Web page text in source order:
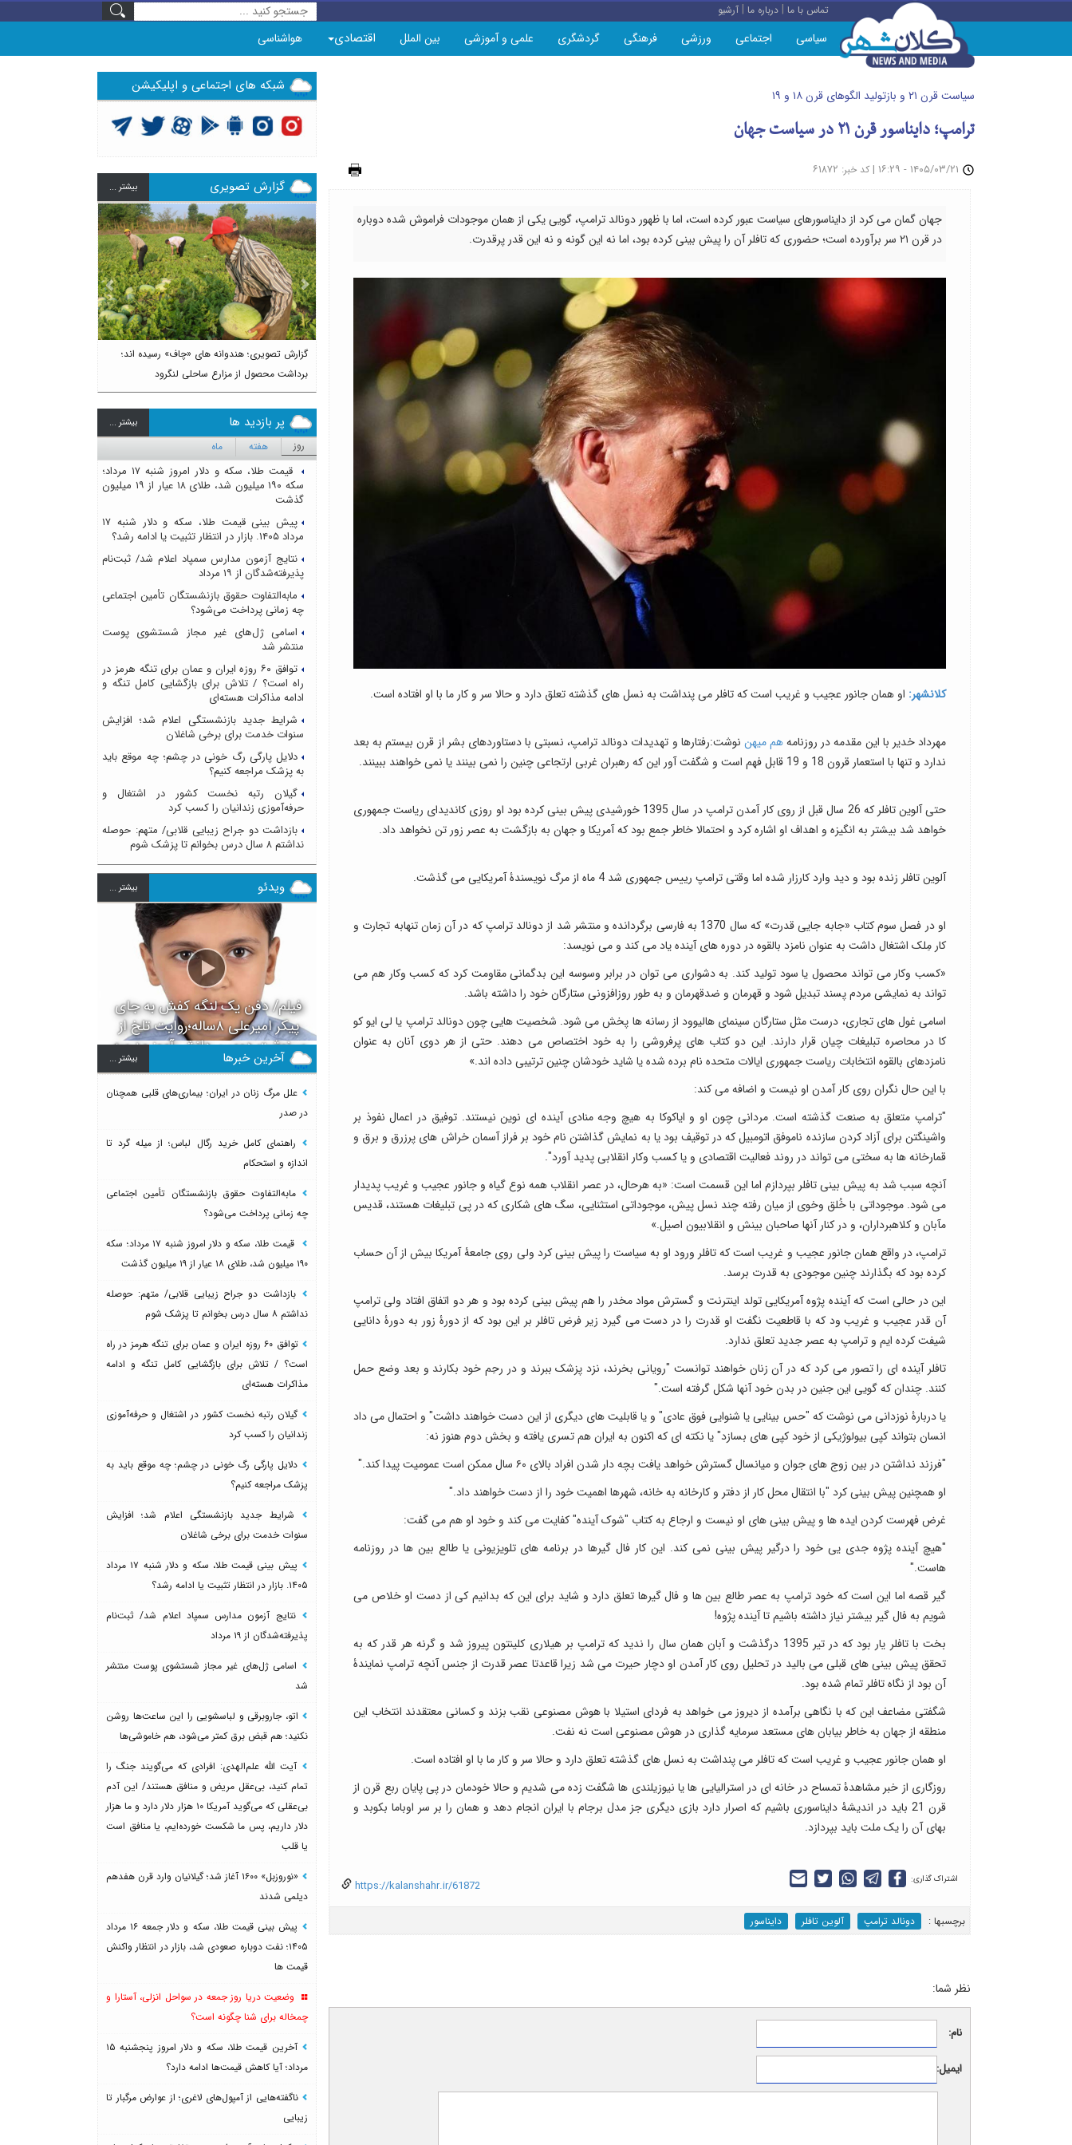
تماس با ما |درباره ما |آرشیو
سیاسی اجتماعی ورزشی فرهنگی گردشگری علمی و آموزشی بین الملل اقتصادی هواشناسی
سیاست قرن ۲۱ و بازتولید الگوهای قرن ۱۸ و ۱۹
ترامپ؛ دایناسور قرن ۲۱ در سیاست جهان
| کد خبر: ۶۱۸۷۲
جهان گمان می کرد از دایناسورهای سیاست عبور کرده است، اما با ظهور دونالد ترامپ، گویی یکی از همان موجودات فراموش شده دوباره
در قرن ۲۱ سر برآورده است؛ حضوری که تافلر آن را پیش بینی کرده بود، اما نه این گونه و نه این قدر پرقدرت.
کلانشهر: او همان جانور عجیب و غریب است که تافلر می پنداشت به نسل های گذشته تعلق دارد و حالا سر و کار ما با او افتاده است.
مهرداد خدیر با این مقدمه در روزنامههم میهن نوشت:رفتارها و تهدیدات دونالد ترامپ، نسبتی با دستاوردهای بشر از قرن بیستم به بعد
ندارد و تنها با استعمار قرون 18 و 19 قابل فهم است و شگفت آور این که رهبران غربی ارتجاعی چنین را نمی بینند یا نمی خواهند ببینند.
حتی آلوین تافلر که 26 سال قبل از روی کار آمدن ترامپ در سال 1395 خورشیدی پیش بینی کرده بود او روزی کاندیدای ریاست جمهوری
خواهد شد بیشتر به انگیزه و اهداف او اشاره کرد و احتمالا خاطر جمع بود که آمریکا و جهان به بازگشت به عصر زور تن نخواهد داد.
آلوین تافلر زنده بود و دید وارد کارزار شده اما وقتی ترامپ رییس جمهوری شد 4 ماه از مرگ نویسندۀ آمریکایی می گذشت.
او در فصل سوم کتاب «جابه جایی قدرت» که سال 1370 به فارسی برگردانده و منتشر شد از دونالد ترامپ که در آن زمان تنهابه تجارت و
کار مِلک اشتغال داشت به عنوان نامزد بالقوه در دوره های آینده یاد می کند و می نویسد:
«کسب وکار می تواند محصول یا سود تولید کند. به دشواری می توان در برابر وسوسه این بدگمانی مقاومت کرد که کسب وکار هم می
تواند به نمایشی مردم پسند تبدیل شود و قهرمان و ضدقهرمان و به طور روزافزونی ستارگان خود را داشته باشد.
اسامی غول های تجاری، درست مثل ستارگان سینمای هالیوود از رسانه ها پخش می شود. شخصیت هایی چون دونالد ترامپ یا لی ایو کو
کا در محاصره تبلیغات چیان قرار دارند. این دو کتاب های پرفروشی را به خود اختصاص می دهند. حتی از هر دوی آنان به عنوان
نامزدهای بالقوه انتخابات ریاست جمهوری ایالات متحده نام برده شده یا شاید خودشان چنین ترتیبی داده اند.»
با این حال نگران روی کار آمدن او نیست و اضافه می کند:
"ترامپ متعلق به صنعت گذشته است. مردانی چون او و ایاکوکا به هیچ وجه منادی آینده ای نوین نیستند. توفیق در اعمال نفوذ بر
واشینگتن برای آزاد کردن سازنده ناموفق اتومبیل که در توقیف بود یا به نمایش گذاشتن نام خود بر فراز آسمان خراش های پرزرق و برق و
قمارخانه ها به سختی می تواند در روند فعالیت اقتصادی و یا کسب وکار انقلابی پدید آورد".
آنچه سبب شد به پیش بینی تافلر بپردازم اما این قسمت است: «به هرحال، در عصر انقلاب همه نوع گیاه و جانور عجیب و غریب پدیدار
می شود. موجوداتی با خُلق وخوی از میان رفته چند نسل پیش، موجوداتی استثنایی، سگ های شکاری که در پی تبلیغات هستند، قدیس
مآبان و کلاهبرداران، و در کنار آنها صاحبان بینش و انقلابیون اصیل.»
ترامپ، در واقع همان جانور عجیب و غریب است که تافلر ورود او به سیاست را پیش بینی کرد ولی روی جامعۀ آمریکا بیش از آن حساب
کرده بود که بگذارند چنین موجودی به قدرت برسد.
این در حالی است که آینده پژوه آمریکایی تولد اینترنت و گسترش مواد مخدر را هم پیش بینی کرده بود و هر دو اتفاق افتاد ولی ترامپ
آن قدر عجیب و غریب ود که با قاطعیت نگفت او قدرت را در دست می گیرد زیر فرض تافلر بر این بود که از دورۀ زور به دورۀ دانایی
شیفت کرده ایم و ترامپ به عصر جدید تعلق ندارد.
تافلر آینده ای را تصور می کرد که در آن زنان خواهند توانست "رویانی بخرند، نزد پزشک ببرند و در رحِم خود بکارند و بعد وضع حمل
کنند. چندان که گویی این جنین در بدن خود آنها شکل گرفته است."
یا دربارۀ نوزدانی می نوشت که "حس بینایی یا شنوایی فوق عادی" و یا قابلیت های دیگری از این دست خواهند داشت" و احتمال می داد
انسان بتواند کپی بیولوژیکی از خود کپی های بسازد" یا نکته ای که اکنون به ایران هم تسری یافته و بخش دوم هنوز نه:
"فرزند نداشتن در بین زوج های جوان و میانسال گسترش خواهد یافت بچه دار شدن افراد بالای ۶۰ سال ممکن است عمومیت پیدا کند."
او همچنین پیش بینی کرد "با انتقال محل کار از دفتر و کارخانه به خانه، شهرها اهمیت خود را از دست خواهند داد."
غرض فهرست کردن ایده ها و پیش بینی های او نیست و ارجاع به کتاب "شوک آینده" کفایت می کند و خود او هم می گفت:
"هیچ آینده پژوه جدی یی خود را درگیر پیش بینی نمی کند. این کار فال گیرها در برنامه های تلویزیونی یا طالع بین ها در روزنامه
هاست."
گیر قصه اما این است که خود ترامپ به عصر طالع بین ها و فال گیرها تعلق دارد و شاید برای این که بدانیم کی از دست او خلاص می
شویم به فال گیر بیشتر نیاز داشته باشیم تا آینده پژوه!
بخت با تافلر یار بود که در تیر 1395 درگذشت و آبان همان سال را ندید که ترامپ بر هیلاری کلینتون پیروز شد و گرنه هر قدر که به
تحقق پیش بینی های قبلی می بالید در تحلیل روی کار آمدن او دچار حیرت می شد زیرا قاعدتا عصر قدرت از جنس آنچه ترامپ نمایندۀ
آن بود از نگاه تافلر تمام شده بود.
شگفتی مضاعف این که با نگاهی برآمده از دیروز می خواهد به فردای استیلا با هوش مصنوعی نقب بزند و کسانی معتقدند انتخاب این
منطقه از جهان به خاطر بیابان های مستعد سرمایه گذاری در هوش مصنوعی است نه نفت.
او همان جانور عجیب و غریب است که تافلر می پنداشت به نسل های گذشته تعلق دارد و حالا سر و کار ما با او افتاده است.
روزگاری از خبر مشاهدۀ تمساح در خانه ای در استرالیایی ها یا نیوزیلندی ها شگفت زده می شدیم و حالا خودمان در پی پایان ربع قرن از
قرن 21 باید در اندیشۀ دایناسوری باشیم که اصرار دارد بازی دیگری جز مدل برجام با ایران انجام دهد و همان را بر سر اوباما بکوبد و
بهای آن را یک ملت باید بپردازد.
https://kalanshahr.ir/61872 اشتراک گذاری:
برچسب‎ها : دونالد ترامپ آلوین تافلر دایناسور
نظر شما:
نام:
ایمیل:
شبکه های اجتماعی و اپلیکیشن
گزارش تصویری بيشتر ...
گزارش تصویری؛ هندوانه های «چاف» رسیده اند؛
برداشت محصول از مزارع ساحلی لنگرود
Previous Next
پر بازدید ها بيشتر ...
روز هفته ماه
قیمت طلا، سکه و دلار امروز شنبه ۱۷ مرداد؛
سکه ۱۹۰ میلیون شد، طلای ۱۸ عیار از ۱۹ میلیون
گذشت
پیش بینی قیمت طلا، سکه و دلار شنبه ۱۷
مرداد ۱۴۰۵. بازار در انتظار تثبیت یا ادامه رشد؟
نتایج آزمون مدارس سمپاد اعلام شد/ ثبت‌نام
پذیرفته‌شدگان از ۱۹ مرداد
مابه‌التفاوت حقوق بازنشستگان تأمین اجتماعی
چه زمانی پرداخت می‌شود؟
اسامی ژل‌های غیر مجاز شستشوی پوست
منتشر شد
توافق ۶۰ روزه ایران و عمان برای تنگه هرمز در
راه است؟ / تلاش برای بازگشایی کامل تنگه و
ادامه مذاکرات هسته‌ای
شرایط جدید بازنشستگی اعلام شد؛ افزایش
سنوات خدمت برای برخی شاغلان
دلایل پارگی رگ خونی در چشم؛ چه موقع باید
به پزشک مراجعه کنیم؟
گیلان رتبه نخست کشور در اشتغال و
حرفه‌آموزی زندانیان را کسب کرد
بازداشت دو جراح زیبایی قلابی/ متهم: حوصله
نداشتم ۸ سال درس بخوانم تا پزشک شوم
ویدئو بيشتر ...
فیلم/ دفن یک لنگه کفش به جای
پیکر امیرعلی ۸ساله؛روایت تلخ از
سرنوشت دومین دانش آموز مدرسه
میناب بعد از ماکان
آخرین خبرها بيشتر ...
علل مرگ زنان در ایران؛ بیماری‌های قلبی همچنان
در صدر
راهنمای کامل خرید رگال لباس؛ از میله گرد تا
اندازه و استحکام
مابه‌التفاوت حقوق بازنشستگان تأمین اجتماعی
چه زمانی پرداخت می‌شود؟
قیمت طلا، سکه و دلار امروز شنبه ۱۷ مرداد؛ سکه
۱۹۰ میلیون شد، طلای ۱۸ عیار از ۱۹ میلیون گذشت
بازداشت دو جراح زیبایی قلابی/ متهم: حوصله
نداشتم ۸ سال درس بخوانم تا پزشک شوم
توافق ۶۰ روزه ایران و عمان برای تنگه هرمز در راه
است؟ / تلاش برای بازگشایی کامل تنگه و ادامه
مذاکرات هسته‌ای
گیلان رتبه نخست کشور در اشتغال و حرفه‌آموزی
زندانیان را کسب کرد
دلایل پارگی رگ خونی در چشم؛ چه موقع باید به
پزشک مراجعه کنیم؟
شرایط جدید بازنشستگی اعلام شد؛ افزایش
سنوات خدمت برای برخی شاغلان
پیش بینی قیمت طلا، سکه و دلار شنبه ۱۷ مرداد
۱۴۰۵. بازار در انتظار تثبیت یا ادامه رشد؟
نتایج آزمون مدارس سمپاد اعلام شد/ ثبت‌نام
پذیرفته‌شدگان از ۱۹ مرداد
اسامی ژل‌های غیر مجاز شستشوی پوست منتشر
شد
اتو، جاروبرقی و لباسشویی را این ساعت‌ها روشن
نکنید؛ هم قبض برق کمتر می‌شود، هم خاموشی‌ها
آیت الله علم‌الهدی: افرادی که می‌گویند جنگ را
تمام کنید، بی‌عقل مریض و منافق هستند/ این آدم
بی‌عقلی که می‌گوید آمریکا ۱۰ هزار دلار دارد و ما هزار
دلار داریم، پس ما شکست خورده‌ایم، یا منافق است
یا قلب
«نوروزبل» ۱۶۰۰ آغاز شد؛ گیلانیان وارد قرن هفدهم
دیلمی شدند
پیش بینی قیمت طلا، سکه و دلار جمعه ۱۶ مرداد
۱۴۰۵؛ نفت دوباره صعودی شد، بازار در انتظار واکنش
قیمت ها
وضعیت دریا روز جمعه در سواحل انزلی، آستارا و
چمخاله برای شنا چگونه است؟
آخرین قیمت طلا، سکه و دلار امروز پنجشنبه ۱۵
مرداد؛ آیا کاهش قیمت‌ها ادامه دارد؟
ناگفته‌هایی از آمپول‌های لاغری؛ از عوارض مرگبار تا
زیبایی